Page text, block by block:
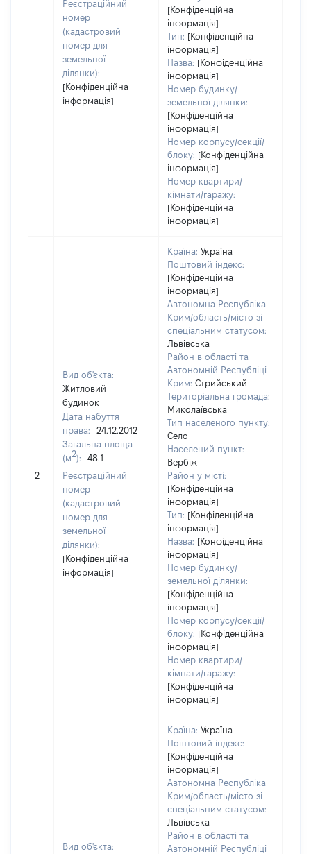
Реєстраційний
номер
(кадастровий
номер для
земельної
ділянки):
[Конфіденційна
інформація]
[Конфіденційна
інформація]
Тип: [Конфіденційна
інформація]
Назва: [Конфіденційна
інформація]
Номер будинку/
земельної ділянки:
[Конфіденційна
інформація]
Номер корпусу/секції/
блоку: [Конфіденційна
інформація]
Номер квартири/
кімнати/гаражу:
[Конфіденційна
інформація]
2
Вид об'єкта:
Житловий
будинок
Дата набуття
права:
24.12.2012
Загальна площа
(м2):
48.1
Реєстраційний
номер
(кадастровий
номер для
земельної
ділянки):
[Конфіденційна
інформація]
Країна: Україна
Поштовий індекс:
[Конфіденційна
інформація]
Автономна Республіка
Крим/область/місто зі
спеціальним статусом:
Львівська
Район в області та
Автономній Республіці
Крим: Стрийський
Територіальна громада:
Миколаївська
Тип населеного пункту:
Село
Населений пункт:
Вербіж
Район у місті:
[Конфіденційна
інформація]
Тип: [Конфіденційна
інформація]
Назва: [Конфіденційна
інформація]
Номер будинку/
земельної ділянки:
[Конфіденційна
інформація]
Номер корпусу/секції/
блоку: [Конфіденційна
інформація]
Номер квартири/
кімнати/гаражу:
[Конфіденційна
інформація]
Вид об'єкта:
Країна: Україна
Поштовий індекс:
[Конфіденційна
інформація]
Автономна Республіка
Крим/область/місто зі
спеціальним статусом:
Львівська
Район в області та
Автономній Республіці